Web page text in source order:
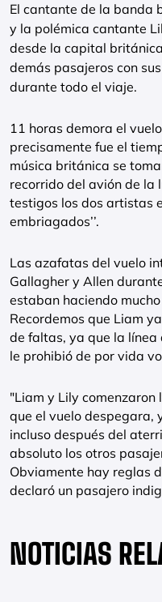
El cantante de la banda
y la polémica cantante
desde la capital
demás pasajeros con
durante todo el viaje.
11 horas demora el
precisamente fue el
música británica se
recorrido del avión de la
testigos los dos artistas
embriagados’’.
Las azafatas del vuelo
Gallagher y Allen
estaban haciendo
Recordemos que Liam
de faltas, ya que la
le prohibió de por vida
"Liam y Lily
que el vuelo despegara,
incluso después del
absoluto los otros
Obviamente hay reglas
declaró un pasajero
NOTICIAS